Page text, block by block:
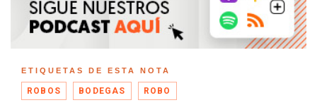
ETIQUETAS DE ESTA NOTA
ROBOS BODEGAS ROBO